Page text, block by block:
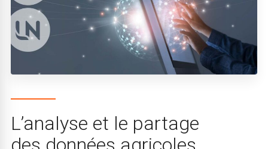
L’analyse et le partage